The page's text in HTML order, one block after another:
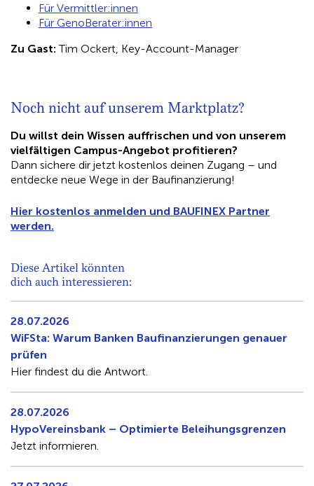
Für Vermittler:innen
Für GenoBerater:innen
Zu Gast:Tim Ockert, Key-Account-Manager
Noch nicht auf unserem Marktplatz?
Du willst dein Wissen auffrischen und von unserem
vielfältigen Campus-Angebot profitieren?
Dann sichere dir jetzt kostenlos deinen Zugang – und
entdecke neue Wege in der Baufinanzierung!
Hier kostenlos anmelden und BAUFINEX Partner
werden.
Diese Artikel könnten
dich auch interessieren:
28.07.2026
WiFSta: Warum Banken Baufinanzierungen genauer
prüfen
Hier findest du die Antwort.
28.07.2026
HypoVereinsbank – Optimierte Beleihungsgrenzen
Jetzt informieren.